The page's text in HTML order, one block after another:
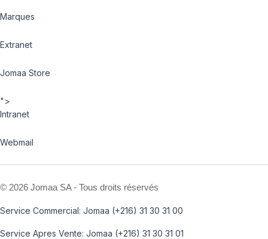
Marques
Extranet
Jomaa Store
">
Intranet
Webmail
© 2026 Jomaa SA - Tous droits réservés
Service Commercial: Jomaa (+216) 31 30 31 00
Service Apres Vente: Jomaa (+216) 31 30 31 01